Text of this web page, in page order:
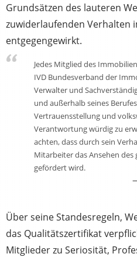
Grundsätzen des lauteren
zuwiderlaufenden Verhalten
entgegengewirkt.
Jedes Mitglied des
IVD Bundesverband der
Verwalter und
und außerhalb seines
Vertrauensstellung und
Verantwortung würdig zu
achten, dass durch sein
Mitarbeiter das Ansehen
gefördert wird.
Über seine Standesregeln,
das Qualitätszertifikat
Mitglieder zu Seriosität,